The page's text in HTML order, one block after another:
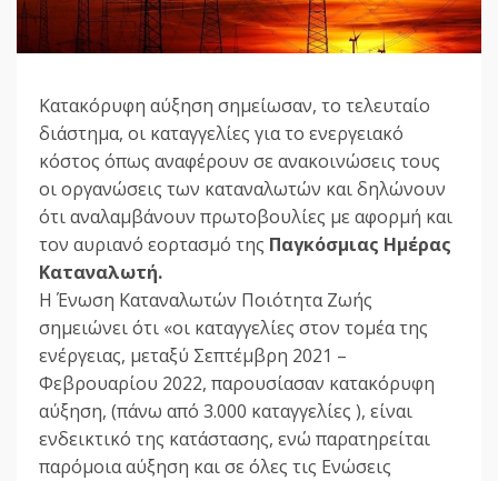
Κατακόρυφη αύξηση σημείωσαν, το τελευταίο
διάστημα, οι καταγγελίες για το ενεργειακό
κόστος όπως αναφέρουν σε ανακοινώσεις τους
οι οργανώσεις των καταναλωτών και δηλώνουν
ότι αναλαμβάνουν πρωτοβουλίες με αφορμή και
τον αυριανό εορτασμό της Παγκόσμιας Ημέρας
Καταναλωτή.
Η Ένωση Καταναλωτών Ποιότητα Ζωής
σημειώνει ότι «οι καταγγελίες στον τομέα της
ενέργειας, μεταξύ Σεπτέμβρη 2021 –
Φεβρουαρίου 2022, παρουσίασαν κατακόρυφη
αύξηση, (πάνω από 3.000 καταγγελίες ), είναι
ενδεικτικό της κατάστασης, ενώ παρατηρείται
παρόμοια αύξηση και σε όλες τις Ενώσεις